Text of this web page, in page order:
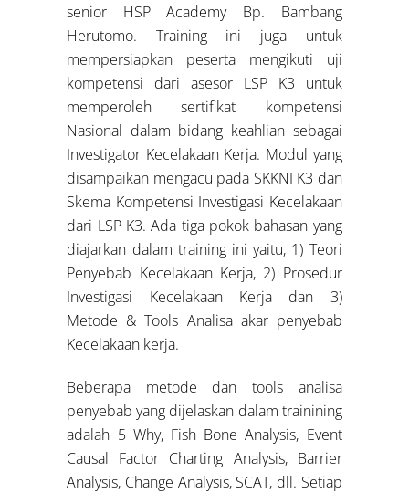
senior HSP Academy Bp. Bambang
Herutomo. Training ini juga untuk
mempersiapkan peserta mengikuti uji
kompetensi dari asesor LSP K3 untuk
memperoleh sertifikat kompetensi
Nasional dalam bidang keahlian sebagai
Investigator Kecelakaan Kerja. Modul yang
disampaikan mengacu pada SKKNI K3 dan
Skema Kompetensi Investigasi Kecelakaan
dari LSP K3. Ada tiga pokok bahasan yang
diajarkan dalam training ini yaitu, 1) Teori
Penyebab Kecelakaan Kerja, 2) Prosedur
Investigasi Kecelakaan Kerja dan 3)
Metode & Tools Analisa akar penyebab
Kecelakaan kerja.
Beberapa metode dan tools analisa
penyebab yang dijelaskan dalam trainining
adalah 5 Why, Fish Bone Analysis, Event
Causal Factor Charting Analysis, Barrier
Analysis, Change Analysis, SCAT, dll. Setiap